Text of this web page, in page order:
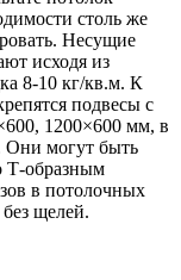
столь же
Несущие
исходя из
8-10 кг/кв.м. К
подвесы с
1200×600 мм, в
Они могут быть
Т-образным
в потолочных
щелей.